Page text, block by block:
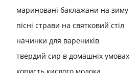
мариновані баклажани на зиму
пісні страви на святковий стіл
начинки для вареників
твердий сир в домашніх умовах